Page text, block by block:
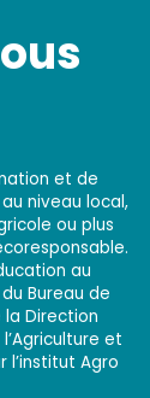
et de
niveau local,
ou plus
au
Bureau de
la Direction
et
Agro